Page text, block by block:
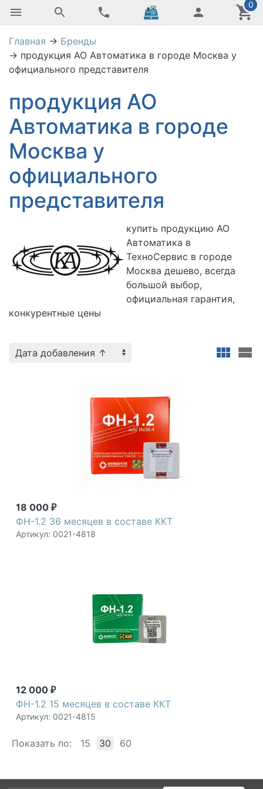
0
Главная → Бренды
→ продукция АО Автоматика в городе Москва у
официального представителя
продукция АО
Автоматика в городе
Москва у
официального
представителя
купить продукцию АО
Автоматика в
ТехноСервис в городе
Москва дешево, всегда
большой выбор,
официальная гарантия,
конкурентные цены
18 000 ₽
ФН-1.2 36 месяцев в составе ККТ
Артикул: 0021-4818
12 000 ₽
ФН-1.2 15 месяцев в составе ККТ
Артикул: 0021-4815
Показать по: 15 30 60